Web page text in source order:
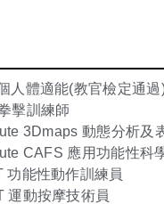
人體適能(教官檢定通過
擊訓練師
3Dmaps 動態分析及
CAFS 應用功能性科
功能性動作訓練員
運動按摩技術員